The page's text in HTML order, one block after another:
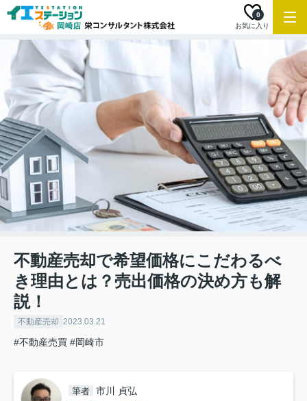
お気に入り
0
不動産売却で希望価格にこだわるべ
き理由とは？売出価格の決め方も解
説！
不動産売却 2023.03.21
#不動産売買 #岡崎市
筆者 市川 貞弘